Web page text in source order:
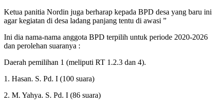
Ketua panitia Nordin juga berharap kepada BPD desa yang baru ini
agar kegiatan di desa ladang panjang tentu di awasi ”
Ini dia nama-nama anggota BPD terpilih untuk periode 2020-2026
dan perolehan suaranya :
Daerah pemilihan 1 (meliputi RT 1.2.3 dan 4).
1. Hasan. S. Pd. I (100 suara)
2. M. Yahya. S. Pd. I (86 suara)